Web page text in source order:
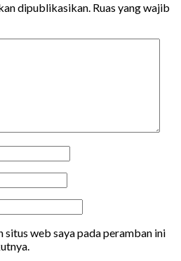
dipublikasikan. Ruas yang wajib
situs web saya pada peramban ini